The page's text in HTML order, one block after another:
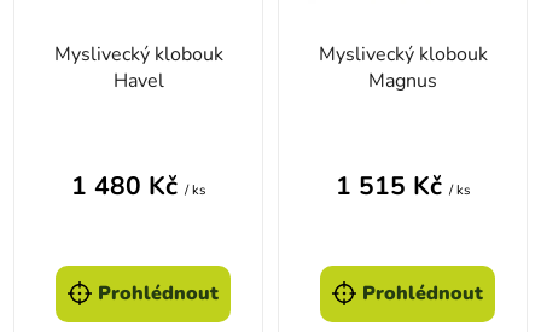
Myslivecký klobouk
Havel
1 480 Kč / ks
Prohlédnout
Myslivecký klobouk
Magnus
1 515 Kč / ks
Prohlédnout